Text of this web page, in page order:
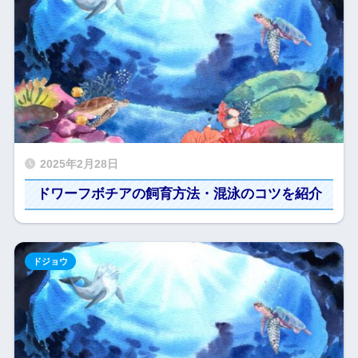
2025年2月28日
ドワーフボチアの飼育方法・混泳のコツを紹介
ドジョウ